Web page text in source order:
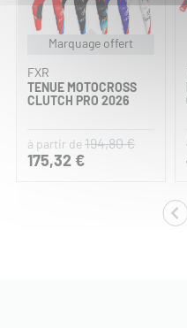
Marquage offert
FXR
TENUE MOTOCROSS
CLUTCH PRO 2026
à partir de194,80 €
175,32 €